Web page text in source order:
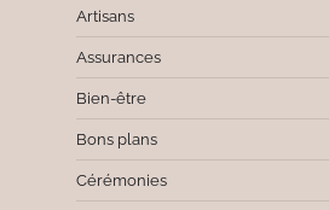
Artisans
Assurances
Bien-être
Bons plans
Cérémonies